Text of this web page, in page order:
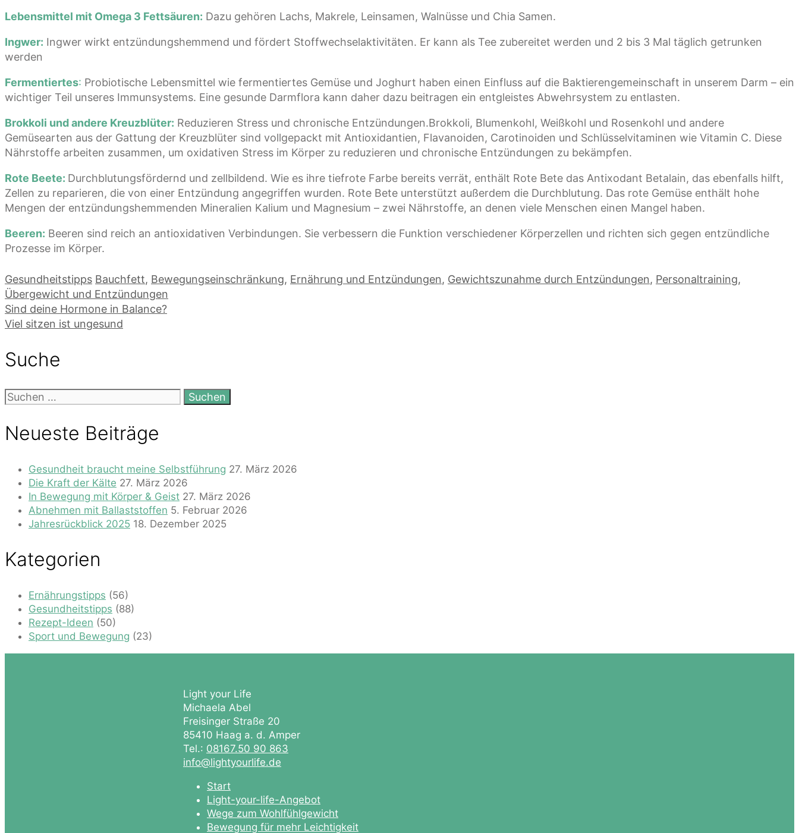
Lebensmittel mit Omega 3 Fettsäuren: Dazu gehören Lachs, Makrele, Leinsamen, Walnüsse und Chia Samen.
Ingwer: Ingwer wirkt entzündungshemmend und fördert Stoffwechselaktivitäten. Er kann als Tee zubereitet werden und 2 bis 3 Mal täglich getrunken
werden
Fermentiertes: Probiotische Lebensmittel wie fermentiertes Gemüse und Joghurt haben einen Einfluss auf die Baktierengemeinschaft in unserem Darm – ein
wichtiger Teil unseres Immunsystems. Eine gesunde Darmflora kann daher dazu beitragen ein entgleistes Abwehrsystem zu entlasten.
Brokkoli und andere Kreuzblüter: Reduzieren Stress und chronische Entzündungen.Brokkoli, Blumenkohl, Weißkohl und Rosenkohl und andere
Gemüsearten aus der Gattung der Kreuzblüter sind vollgepackt mit Antioxidantien, Flavanoiden, Carotinoiden und Schlüsselvitaminen wie Vitamin C. Diese
Nährstoffe arbeiten zusammen, um oxidativen Stress im Körper zu reduzieren und chronische Entzündungen zu bekämpfen.
Rote Beete: Durchblutungsfördernd und zellbildend. Wie es ihre tiefrote Farbe bereits verrät, enthält Rote Bete das Antixodant Betalain, das ebenfalls hilft,
Zellen zu reparieren, die von einer Entzündung angegriffen wurden. Rote Bete unterstützt außerdem die Durchblutung. Das rote Gemüse enthält hohe
Mengen der entzündungshemmenden Mineralien Kalium und Magnesium – zwei Nährstoffe, an denen viele Menschen einen Mangel haben.
Beeren: Beeren sind reich an antioxidativen Verbindungen. Sie verbessern die Funktion verschiedener Körperzellen und richten sich gegen entzündliche
Prozesse im Körper.
Kategorien
Gesundheitstipps Schlagwörter
Bauchfett, Bewegungseinschränkung, Ernährung und Entzündungen, Gewichtszunahme durch Entzündungen, Personaltraining,
Übergewicht und Entzündungen
Sind deine Hormone in Balance?
Viel sitzen ist ungesund
Suche
Suchen
nach:
Neueste Beiträge
Gesundheit braucht meine Selbstführung 27. März 2026
Die Kraft der Kälte 27. März 2026
In Bewegung mit Körper & Geist 27. März 2026
Abnehmen mit Ballaststoffen 5. Februar 2026
Jahresrückblick 2025 18. Dezember 2025
Kategorien
Ernährungstipps (56)
Gesundheitstipps (88)
Rezept-Ideen (50)
Sport und Bewegung (23)
Light your Life
Michaela Abel
Freisinger Straße 20
85410 Haag a. d. Amper
Tel.: 08167.50 90 863
info@lightyourlife.de
Start
Light-your-life-Angebot
Wege zum Wohlfühlgewicht
Bewegung für mehr Leichtigkeit